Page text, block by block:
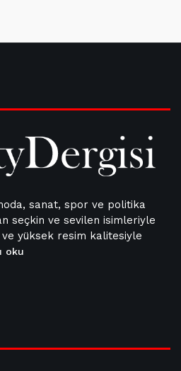
sanat, spor ve politika
seçkin ve sevilen isimleriyle
yüksek resim kalitesiyle
oku